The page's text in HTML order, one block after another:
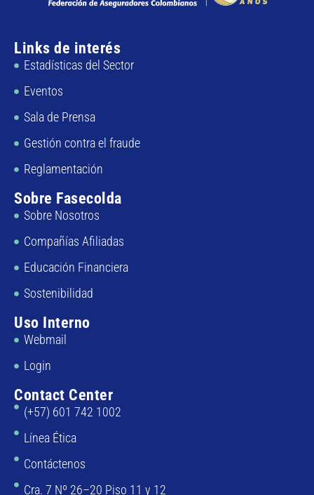
Links de interés
Estadísticas del Sector
Eventos
Sala de Prensa
Gestión contra el fraude
Reglamentación
Sobre Fasecolda
Sobre Nosotros
Compañías Afiliadas
Educación Financiera
Sostenibilidad
Uso Interno
Webmail
Login
Contact Center
(+57) 601 742 1002
Línea Ética
Contáctenos
Cra. 7 Nº 26–20 Piso 11 y 12